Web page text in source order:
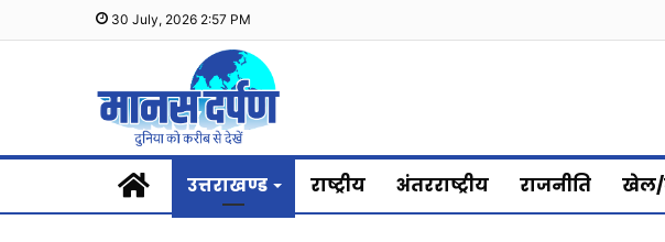
30 July, 2026 2:57 PM
Homeउत्तराखण्ड राष्ट्रीय अंतरराष्ट्रीय राजनीति खेल/